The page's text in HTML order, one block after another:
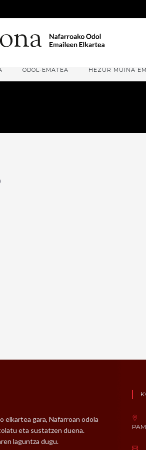
ODOL-EMATEA HEZUR MUINA
elkartea gara, Nafarroan odola
eta sustatzen duena.
laguntza dugu.